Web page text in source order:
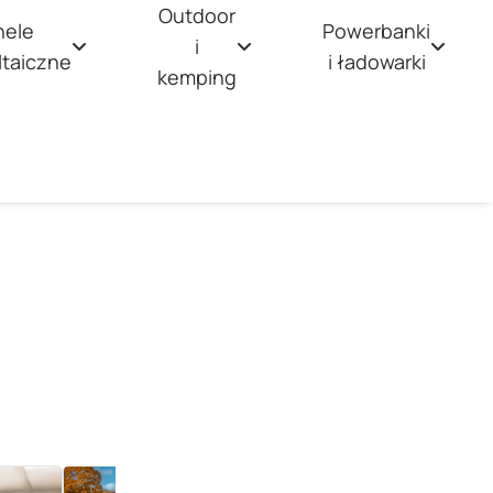
Outdoor
i
kemping
Powerbanki
i ładowarki